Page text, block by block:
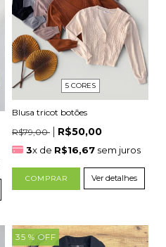
5 CORES
Blusa tricot botões
R$79,00
R$50,00
3x de R$16,67 sem juros
COMPRAR Ver detalhes
35 % OFF